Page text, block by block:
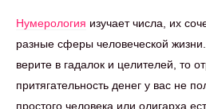
Нумерология изучает числа, их
разные сферы человеческой
верите в гадалок и целителей, то
притягательность денег у вас не
простого человека или олигарха